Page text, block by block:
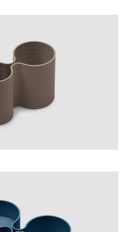
Terracotta